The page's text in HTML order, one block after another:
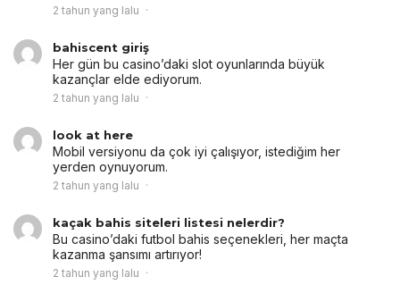
2 tahun yang lalu
bahiscent giriş
Her gün bu casino’daki slot oyunlarında büyük
kazançlar elde ediyorum.
2 tahun yang lalu
look at here
Mobil versiyonu da çok iyi çalışıyor, istediğim her
yerden oynuyorum.
2 tahun yang lalu
kaçak bahis siteleri listesi nelerdir?
Bu casino’daki futbol bahis seçenekleri, her maçta
kazanma şansımı artırıyor!
2 tahun yang lalu